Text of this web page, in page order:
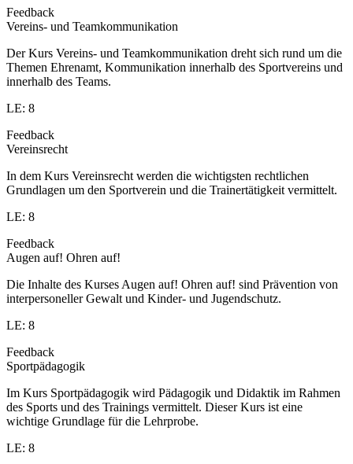
Feedback
Vereins- und Teamkommunikation
Der Kurs Vereins- und Teamkommunikation dreht sich rund um die
Themen Ehrenamt, Kommunikation innerhalb des Sportvereins und
innerhalb des Teams.
LE: 8
Feedback
Vereinsrecht
In dem Kurs Vereinsrecht werden die wichtigsten rechtlichen
Grundlagen um den Sportverein und die Trainertätigkeit vermittelt.
LE: 8
Feedback
Augen auf! Ohren auf!
Die Inhalte des Kurses Augen auf! Ohren auf! sind Prävention von
interpersoneller Gewalt und Kinder- und Jugendschutz.
LE: 8
Feedback
Sportpädagogik
Im Kurs Sportpädagogik wird Pädagogik und Didaktik im Rahmen
des Sports und des Trainings vermittelt. Dieser Kurs ist eine
wichtige Grundlage für die Lehrprobe.
LE: 8